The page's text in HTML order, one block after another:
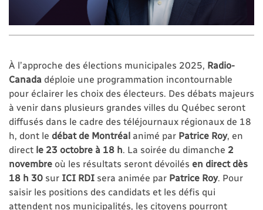
À l’approche des élections municipales 2025, Radio-
Canada déploie une programmation incontournable
pour éclairer les choix des électeurs. Des débats majeurs
à venir dans plusieurs grandes villes du Québec seront
diffusés dans le cadre des téléjournaux régionaux de 18
h, dont le débat de Montréal animé par Patrice Roy, en
direct le 23 octobre à 18 h . La soirée du dimanche 2
novembre où les résultats seront dévoilés en direct dès
18 h 30 sur ICI RDI sera animée par Patrice Roy. Pour
saisir les positions des candidats et les défis qui
attendent nos municipalités, les citoyens pourront